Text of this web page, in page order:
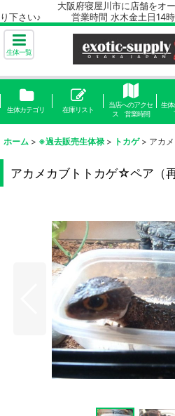
大阪府寝屋川市に店舗をオープン
り下さい♪ 営業時間 水木金土日14時
生体一覧
生体カテゴリ 在庫リスト
当店へのアクセ
ス 営業時間
生体
ホーム > ※過去販売生体禄 > トカゲ > アカ
アカメカブトトカゲ☆ペア（再